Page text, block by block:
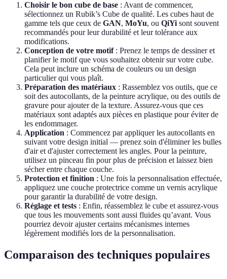
Choisir le bon cube de base : Avant de commencer,
sélectionnez un Rubik’s Cube de qualité. Les cubes haut de
gamme tels que ceux de GAN, MoYu, ou QiYi sont souvent
recommandés pour leur durabilité et leur tolérance aux
modifications.
Conception de votre motif: Prenez le temps de dessiner et
planifier le motif que vous souhaitez obtenir sur votre cube.
Cela peut inclure un schéma de couleurs ou un design
particulier qui vous plaît.
Préparation des matériaux : Rassemblez vos outils, que ce
soit des autocollants, de la peinture acrylique, ou des outils de
gravure pour ajouter de la texture. Assurez-vous que ces
matériaux sont adaptés aux pièces en plastique pour éviter de
les endommager.
Application : Commencez par appliquer les autocollants en
suivant votre design initial — prenez soin d'éliminer les bulles
d'air et d'ajuster correctement les angles. Pour la peinture,
utilisez un pinceau fin pour plus de précision et laissez bien
sécher entre chaque couche.
Protection et finition : Une fois la personnalisation effectuée,
appliquez une couche protectrice comme un vernis acrylique
pour garantir la durabilité de votre design.
Réglage et tests : Enfin, réassemblez le cube et assurez-vous
que tous les mouvements sont aussi fluides qu’avant. Vous
pourriez devoir ajuster certains mécanismes internes
légèrement modifiés lors de la personnalisation.
Comparaison des techniques populaires